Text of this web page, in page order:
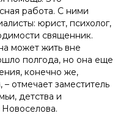
работа. С ними
юрист, психолог,
священник.
может жить вне
полгода, но она еще
конечно же,
отмечает заместитель
детства и